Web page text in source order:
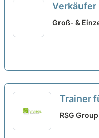
neu
Groß- &
Trainer
RSG